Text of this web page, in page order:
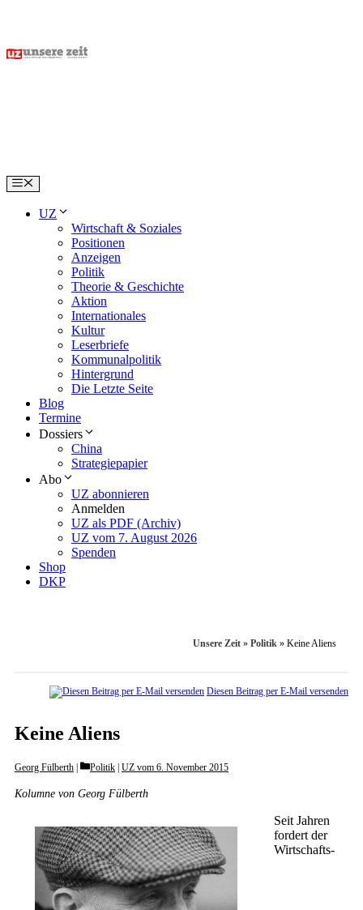
content
Menu
UZ
Wirtschaft & Soziales
Positionen
Anzeigen
Politik
Theorie & Geschichte
Aktion
Internationales
Kultur
Leserbriefe
Kommunalpolitik
Hintergrund
Die Letzte Seite
Blog
Termine
Dossiers
China
Strategiepapier
Abo
UZ abonnieren
Anmelden
UZ als PDF (Archiv)
UZ vom 7. August 2026
Spenden
Shop
DKP
Unsere Zeit » Politik » Keine Aliens
Diesen Beitrag per E-Mail versenden
Keine Aliens
Georg Fülberth Categories
Politik UZ vom 6. November 2015
Kolumne von Georg Fülberth
Seit Jahren
fordert der
Wirtschafts-